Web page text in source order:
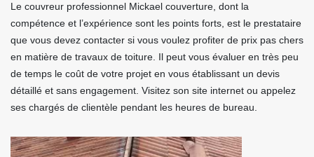
Le couvreur professionnel Mickael couverture, dont la
compétence et l’expérience sont les points forts, est le prestataire
que vous devez contacter si vous voulez profiter de prix pas chers
en matière de travaux de toiture. Il peut vous évaluer en très peu
de temps le coût de votre projet en vous établissant un devis
détaillé et sans engagement. Visitez son site internet ou appelez
ses chargés de clientèle pendant les heures de bureau.